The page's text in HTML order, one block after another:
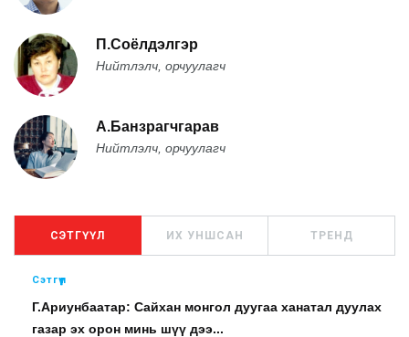
П.Соёлдэлгэр
Нийтлэлч, орчуулагч
А.Банзрагчгарав
Нийтлэлч, орчуулагч
СЭТГҮҮЛ ИХ УНШСАН ТРЕНД
Сэтгүүл
Г.Ариунбаатар: Сайхан монгол дуугаа ханатал дуулах
газар эх орон минь шүү дээ...